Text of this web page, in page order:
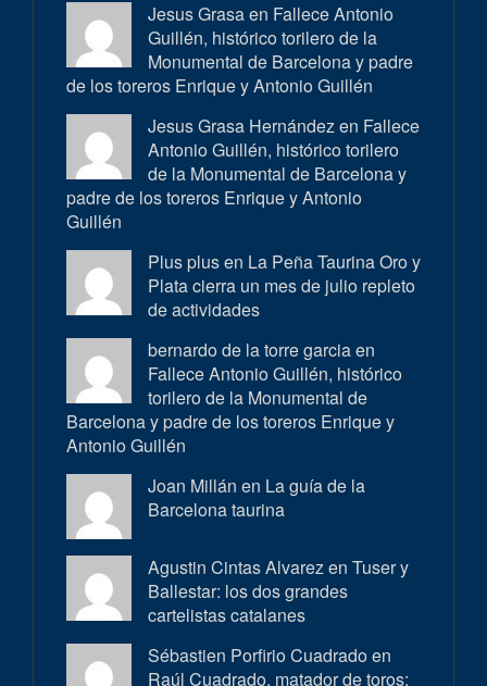
Jesus Grasa en Fallece Antonio
Guillén, histórico torilero de la
Monumental de Barcelona y padre
de los toreros Enrique y Antonio Guillén
Jesus Grasa Hernández en Fallece
Antonio Guillén, histórico torilero
de la Monumental de Barcelona y
padre de los toreros Enrique y Antonio
Guillén
Plus plus en La Peña Taurina Oro y
Plata cierra un mes de julio repleto
de actividades
bernardo de la torre garcia en
Fallece Antonio Guillén, histórico
torilero de la Monumental de
Barcelona y padre de los toreros Enrique y
Antonio Guillén
Joan Millán en La guía de la
Barcelona taurina
Agustin Cintas Alvarez en Tuser y
Ballestar: los dos grandes
cartelistas catalanes
Sébastien Porfirio Cuadrado en
Raúl Cuadrado, matador de toros: